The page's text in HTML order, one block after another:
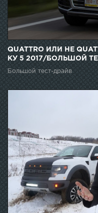
QUATTRO ИЛИ НЕ
КУ 5 2017/БОЛЬШОЙ
Большой тест-драйв